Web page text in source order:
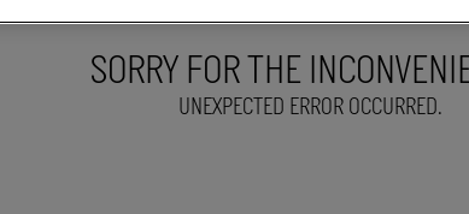
SORRY FOR THE
UNEXPECTED ERROR OCCURRED.